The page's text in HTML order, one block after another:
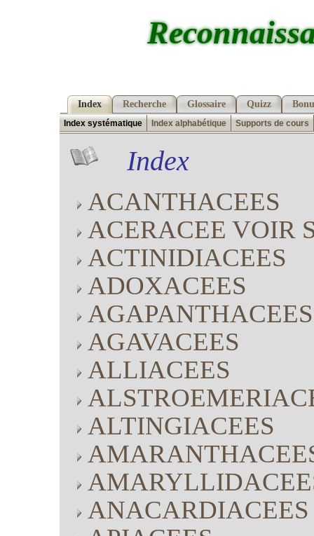
Index Recherche Glossaire Quizz
Index systématique Index alphabétique Supports de cours
Index
ACANTHACEES
ACERACEE VOIR
ACTINIDIACEES
ADOXACEES
AGAPANTHACEES
AGAVACEES
ALLIACEES
ALTINGIACEES
ANACARDIACEES